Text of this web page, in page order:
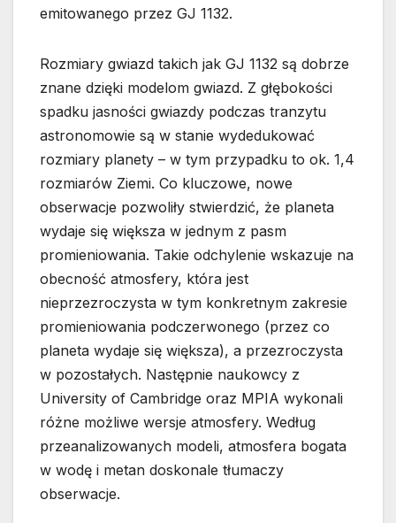
emitowanego przez GJ 1132.
Rozmiary gwiazd takich jak GJ 1132 są dobrze
znane dzięki modelom gwiazd. Z głębokości
spadku jasności gwiazdy podczas tranzytu
astronomowie są w stanie wydedukować
rozmiary planety – w tym przypadku to ok. 1,4
rozmiarów Ziemi. Co kluczowe, nowe
obserwacje pozwoliły stwierdzić, że planeta
wydaje się większa w jednym z pasm
promieniowania. Takie odchylenie wskazuje na
obecność atmosfery, która jest
nieprzezroczysta w tym konkretnym zakresie
promieniowania podczerwonego (przez co
planeta wydaje się większa), a przezroczysta
w pozostałych. Następnie naukowcy z
University of Cambridge oraz MPIA wykonali
różne możliwe wersje atmosfery. Według
przeanalizowanych modeli, atmosfera bogata
w wodę i metan doskonale tłumaczy
obserwacje.